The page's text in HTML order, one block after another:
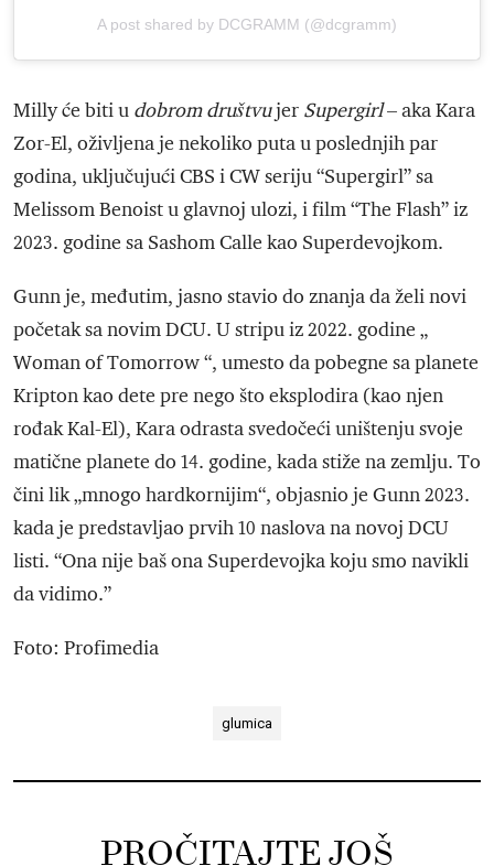
A post shared by DCGRAMM (@dcgramm)
Milly će biti u dobrom društvujer Supergirl– aka Kara
Zor-El, oživljena je nekoliko puta u poslednjih par
godina, uključujući CBS i CW seriju “Supergirl” sa
Melissom Benoist u glavnoj ulozi, i film “The Flash” iz
2023. godine sa Sashom Calle kao Superdevojkom.
Gunn je, međutim, jasno stavio do znanja da želi novi
početak sa novim DCU. U stripu iz 2022. godine „
Woman of Tomorrow “, umesto da pobegne sa planete
Kripton kao dete pre nego što eksplodira (kao njen
rođak Kal-El), Kara odrasta svedočeći uništenju svoje
matične planete do 14. godine, kada stiže na zemlju. To
čini lik „mnogo hardkornijim“, objasnio je Gunn 2023.
kada je predstavljao prvih 10 naslova na novoj DCU
listi. “Ona nije baš ona Superdevojka koju smo navikli
da vidimo.”
Foto: Profimedia
glumica
PROČITAJTE JOŠ